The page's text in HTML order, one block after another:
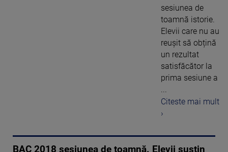
sesiunea de
toamnă istorie.
Elevii care nu au
reușit să obțină
un rezultat
satisfăcător la
prima sesiune a
...
Citeste mai mult
›
BAC 2018 sesiunea de toamnă. Elevii susțin